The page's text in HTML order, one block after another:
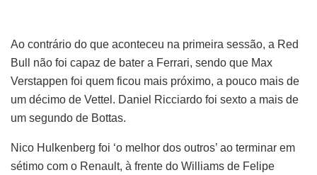
Ao contrário do que aconteceu na primeira sessão, a Red
Bull não foi capaz de bater a Ferrari, sendo que Max
Verstappen foi quem ficou mais próximo, a pouco mais de
um décimo de Vettel. Daniel Ricciardo foi sexto a mais de
um segundo de Bottas.
Nico Hulkenberg foi ‘o melhor dos outros’ ao terminar em
sétimo com o Renault, à frente do Williams de Felipe